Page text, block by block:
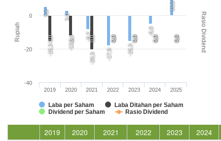
Rupiah Rasio Dividend
5,2
3,0
-8,2
-17,9 -15,3
-5,0
10,2
-15,3
-12,1
-20,3
0,0 0,0 0,0 0,0
0,0 0,0 0,0 0,0 0,0 0,0 0,0
Laba per Saham
Laba Ditahan per Saham
Dividend per Saham
Rasio Dividend
2019 2020 2021 2022 2023 2024 2025
-40
-20
0
2019 2020 2021 2022 2023
2024